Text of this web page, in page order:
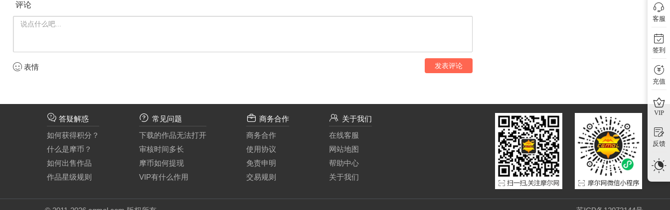
评论
发表评论
表情
答疑解惑
如何获得积分？
什么是摩币？
如何出售作品
作品星级规则
常见问题
下载的作品无法打开
审核时间多长
摩币如何提现
VIP有什么作用
商务合作
商务合作
使用协议
免责申明
交易规则
关于我们
在线客服
网站地图
帮助中心
关于我们
客服
签到
充值
VIP
反馈